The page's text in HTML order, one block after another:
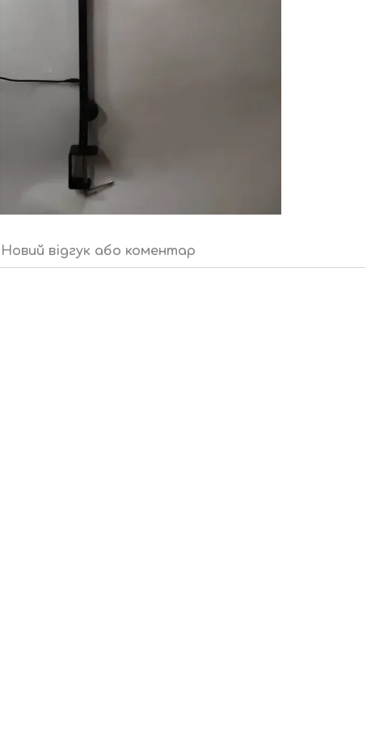
Новий відгук або коментар